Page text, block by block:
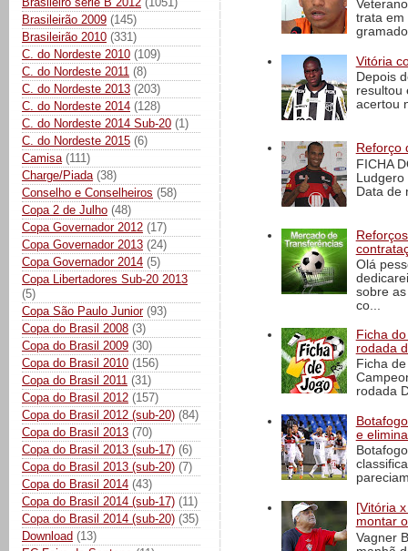
Brasileirão 2009 (145)
Brasileirão 2010 (331)
C. do Nordeste 2010 (109)
C. do Nordeste 2011 (8)
C. do Nordeste 2013 (203)
C. do Nordeste 2014 (128)
C. do Nordeste 2014 Sub-20 (1)
C. do Nordeste 2015 (6)
Camisa (111)
Charge/Piada (38)
Conselho e Conselheiros (58)
Copa 2 de Julho (48)
Copa Governador 2012 (17)
Copa Governador 2013 (24)
Copa Governador 2014 (5)
Copa Libertadores Sub-20 2013
(5)
Copa São Paulo Junior (93)
Copa do Brasil 2008 (3)
Copa do Brasil 2009 (30)
Copa do Brasil 2010 (156)
Copa do Brasil 2011 (31)
Copa do Brasil 2012 (157)
Copa do Brasil 2012 (sub-20) (84)
Copa do Brasil 2013 (70)
Copa do Brasil 2013 (sub-17) (6)
Copa do Brasil 2013 (sub-20) (7)
Copa do Brasil 2014 (43)
Copa do Brasil 2014 (sub-17) (11)
Copa do Brasil 2014 (sub-20) (35)
Download (13)
trata em
Vitória
Depois
resultou
acertou
Reforço
FICHA
Data de
Olá
sobre
co...
Ficha
rodada
Ficha
rodada
e
[Vitória
montar
Vagner